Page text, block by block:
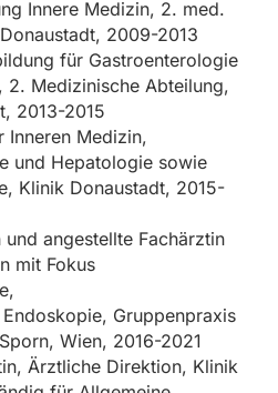
Innere Medizin, 2. med.
2009-2013
für Gastroenterologie
2. Medizinische Abteilung,
2013-2015
Inneren Medizin,
und Hepatologie sowie
Klinik Donaustadt, 2015-
angestellte Fachärztin
mit Fokus
Gruppenpraxis
Wien, 2016-2021
Ärztliche Direktion, Klinik